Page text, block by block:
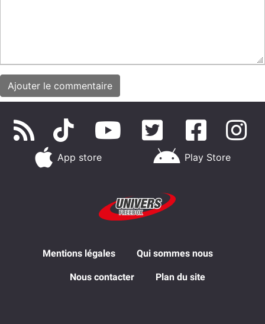
App store Play Store
Mentions légales Qui sommes nous
Nous contacter Plan du site